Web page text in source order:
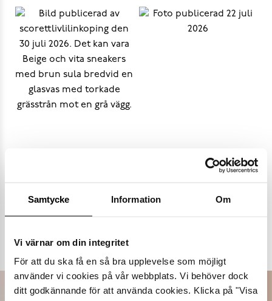
Samtycke Information Om
Vi värnar om din integritet
För att du ska få en så bra upplevelse som möjligt
använder vi cookies på vår webbplats. Vi behöver dock
ditt godkännande för att använda cookies. Klicka på "Visa
Populära varumärken
Dasia K.Cobler